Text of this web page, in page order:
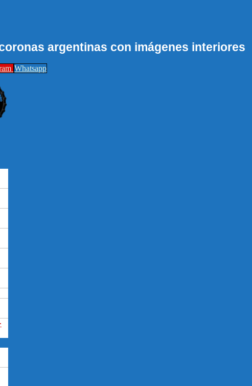
argentinas con imágenes interiores
Whatsapp